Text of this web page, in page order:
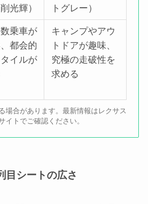
削光輝）
トグレー）
乗車が
都会的
イルが
キャンプやアウ
トドアが趣味、
究極の走破性を
求める
場合があります。最新情報はレクサス
イトでご確認ください。
目シートの広さ